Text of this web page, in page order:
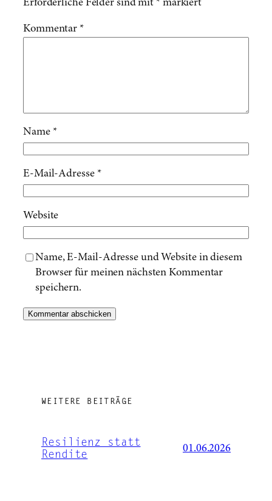
Erforderliche Felder sind mit *markiert
Kommentar *
Name *
E-Mail-Adresse *
Website
Name, E-Mail-Adresse und Website in diesem
Browser für meinen nächsten Kommentar
speichern.
WEITERE BEITRÄGE
Resilienz statt
Rendite
01.06.2026